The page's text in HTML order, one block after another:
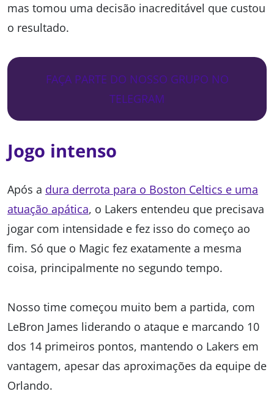
mas tomou uma decisão inacreditável que custou
o resultado.
FAÇA PARTE DO NOSSO GRUPO NO
TELEGRAM
Jogo intenso
Após a dura derrota para o Boston Celtics e uma
atuação apática, o Lakers entendeu que precisava
jogar com intensidade e fez isso do começo ao
fim. Só que o Magic fez exatamente a mesma
coisa, principalmente no segundo tempo.
Nosso time começou muito bem a partida, com
LeBron James liderando o ataque e marcando 10
dos 14 primeiros pontos, mantendo o Lakers em
vantagem, apesar das aproximações da equipe de
Orlando.